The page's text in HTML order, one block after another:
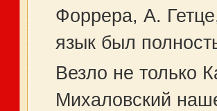
Форрера, А.
язык был
Везло не только
Михаловский